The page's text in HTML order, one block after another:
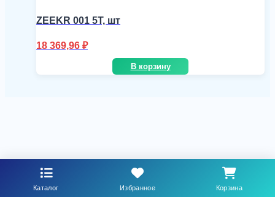
ZEEKR 001 5T, шт
18 369,96 ₽
В корзину
Каталог Избранное Корзина